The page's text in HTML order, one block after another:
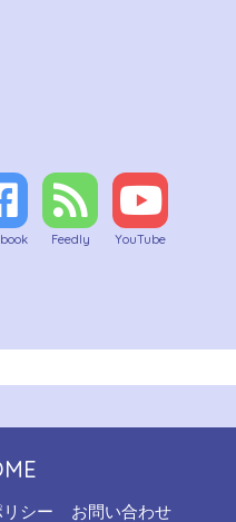
Feedly YouTube
シー お問い合わせ